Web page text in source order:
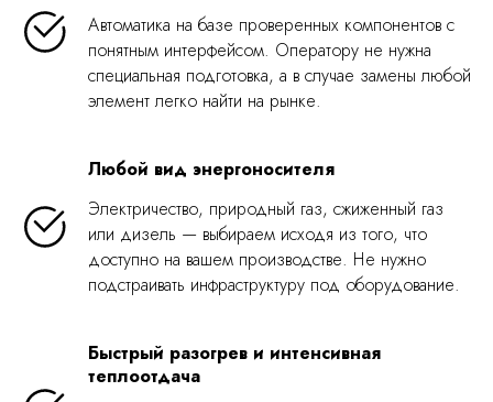
Автоматика на базе проверенных компонентов с
понятным интерфейсом. Оператору не нужна
специальная подготовка, а в случае замены любой
элемент легко найти на рынке.
Любой вид энергоносителя
Электричество, природный газ, сжиженный газ
или дизель — выбираем исходя из того, что
доступно на вашем производстве. Не нужно
подстраивать инфраструктуру под оборудование.
Быстрый разогрев и интенсивная
теплоотдача